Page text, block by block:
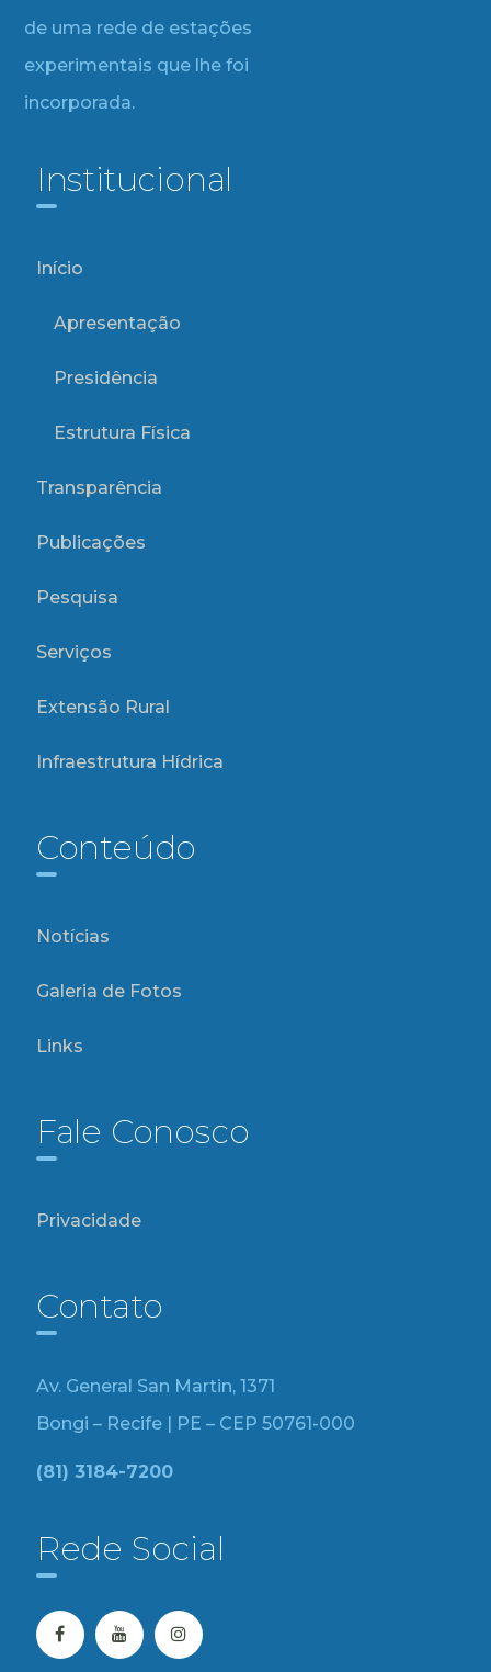
de uma rede de estações
experimentais que lhe foi
incorporada.
Institucional
Início
Apresentação
Presidência
Estrutura Física
Transparência
Publicações
Pesquisa
Serviços
Extensão Rural
Infraestrutura Hídrica
Conteúdo
Notícias
Galeria de Fotos
Links
Fale Conosco
Privacidade
Contato
Av. General San Martin, 1371
Bongi – Recife | PE – CEP 50761-000
(81) 3184-7200
Rede Social